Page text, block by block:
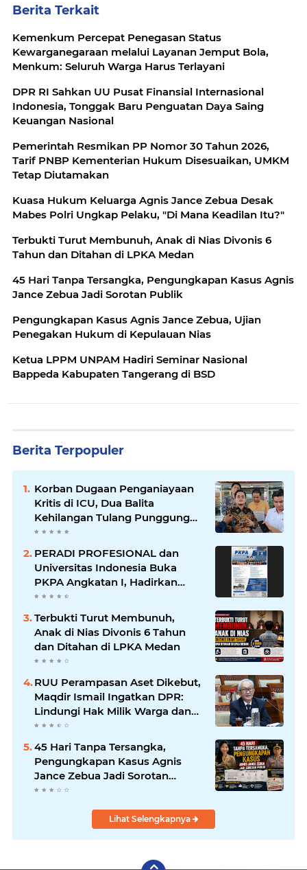
Berita Terkait
Kemenkum Percepat Penegasan Status
Kewarganegaraan melalui Layanan Jemput Bola,
Menkum: Seluruh Warga Harus Terlayani
DPR RI Sahkan UU Pusat Finansial Internasional
Indonesia, Tonggak Baru Penguatan Daya Saing
Keuangan Nasional
Pemerintah Resmikan PP Nomor 30 Tahun 2026,
Tarif PNBP Kementerian Hukum Disesuaikan, UMKM
Tetap Diutamakan
Kuasa Hukum Keluarga Agnis Jance Zebua Desak
Mabes Polri Ungkap Pelaku, "Di Mana Keadilan Itu?"
Terbukti Turut Membunuh, Anak di Nias Divonis 6
Tahun dan Ditahan di LPKA Medan
45 Hari Tanpa Tersangka, Pengungkapan Kasus Agnis
Jance Zebua Jadi Sorotan Publik
Pengungkapan Kasus Agnis Jance Zebua, Ujian
Penegakan Hukum di Kepulauan Nias
Ketua LPPM UNPAM Hadiri Seminar Nasional
Bappeda Kabupaten Tangerang di BSD
Berita Terpopuler
Korban Dugaan Penganiayaan
Kritis di ICU, Dua Balita
Kehilangan Tulang Punggung
Keluarga
PERADI PROFESIONAL dan
Universitas Indonesia Buka
PKPA Angkatan I, Hadirkan
Pengajar Elite Penegak Hukum
dan Akademisi
Terbukti Turut Membunuh,
Anak di Nias Divonis 6 Tahun
dan Ditahan di LPKA Medan
RUU Perampasan Aset Dikebut,
Maqdir Ismail Ingatkan DPR:
Lindungi Hak Milik Warga dan
Cegah Penyalahgunaan
Wewenang
45 Hari Tanpa Tersangka,
Pengungkapan Kasus Agnis
Jance Zebua Jadi Sorotan
Publik
Lihat Selengkapnya